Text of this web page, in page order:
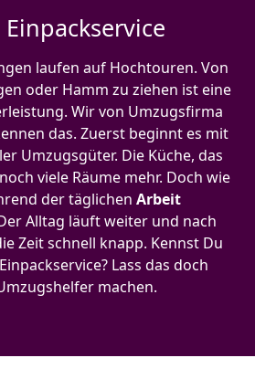
laufen auf Hochtouren. Von
oder Hamm zu ziehen ist eine
Wir von Umzugsfirma
das. Zuerst beginnt es mit
Umzugsgüter. Die Küche, das
viele Räume mehr. Doch wie
der täglichen Arbeit
Alltag läuft weiter und nach
Zeit schnell knapp. Kennst Du
Lass das doch
machen.